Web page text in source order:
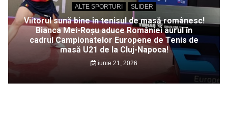
ALTE SPORTURI SLIDER
Viitorul sună bine în tenisul de masă românesc!
Bianca Mei-Roșu aduce României aurul în
cadrul Campionatelor Europene de Tenis de
masă U21 de la Cluj-Napoca!
iunie 21, 2026